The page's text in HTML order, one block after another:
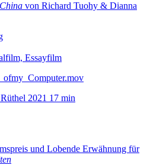
von Richard Tuohy & Dianna
Essayfilm
2021 17 min
und Lobende Erwähnung für